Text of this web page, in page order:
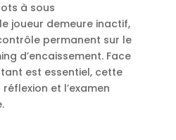
à sous
joueur demeure inactif,
permanent sur le
d’encaissement. Face
est essentiel, cette
et l’examen